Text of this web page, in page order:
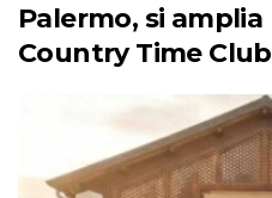
Palermo, si amplia
Country Time Club